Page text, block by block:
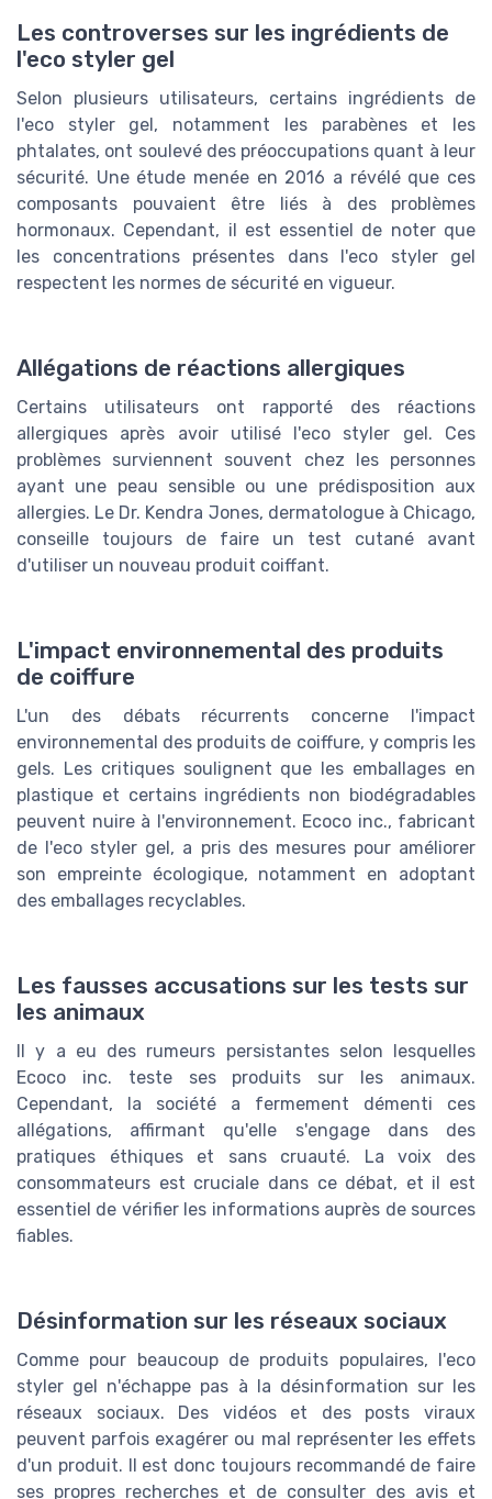
Les controverses sur les ingrédients de
l'eco styler gel
Selon plusieurs utilisateurs, certains ingrédients de
l'eco styler gel, notamment les parabènes et les
phtalates, ont soulevé des préoccupations quant à leur
sécurité. Une étude menée en 2016 a révélé que ces
composants pouvaient être liés à des problèmes
hormonaux. Cependant, il est essentiel de noter que
les concentrations présentes dans l'eco styler gel
respectent les normes de sécurité en vigueur.
Allégations de réactions allergiques
Certains utilisateurs ont rapporté des réactions
allergiques après avoir utilisé l'eco styler gel. Ces
problèmes surviennent souvent chez les personnes
ayant une peau sensible ou une prédisposition aux
allergies. Le Dr. Kendra Jones, dermatologue à Chicago,
conseille toujours de faire un test cutané avant
d'utiliser un nouveau produit coiffant.
L'impact environnemental des produits
de coiffure
L'un des débats récurrents concerne l'impact
environnemental des produits de coiffure, y compris les
gels. Les critiques soulignent que les emballages en
plastique et certains ingrédients non biodégradables
peuvent nuire à l'environnement. Ecoco inc., fabricant
de l'eco styler gel, a pris des mesures pour améliorer
son empreinte écologique, notamment en adoptant
des emballages recyclables.
Les fausses accusations sur les tests sur
les animaux
Il y a eu des rumeurs persistantes selon lesquelles
Ecoco inc. teste ses produits sur les animaux.
Cependant, la société a fermement démenti ces
allégations, affirmant qu'elle s'engage dans des
pratiques éthiques et sans cruauté. La voix des
consommateurs est cruciale dans ce débat, et il est
essentiel de vérifier les informations auprès de sources
fiables.
Désinformation sur les réseaux sociaux
Comme pour beaucoup de produits populaires, l'eco
styler gel n'échappe pas à la désinformation sur les
réseaux sociaux. Des vidéos et des posts viraux
peuvent parfois exagérer ou mal représenter les effets
d'un produit. Il est donc toujours recommandé de faire
ses propres recherches et de consulter des avis et